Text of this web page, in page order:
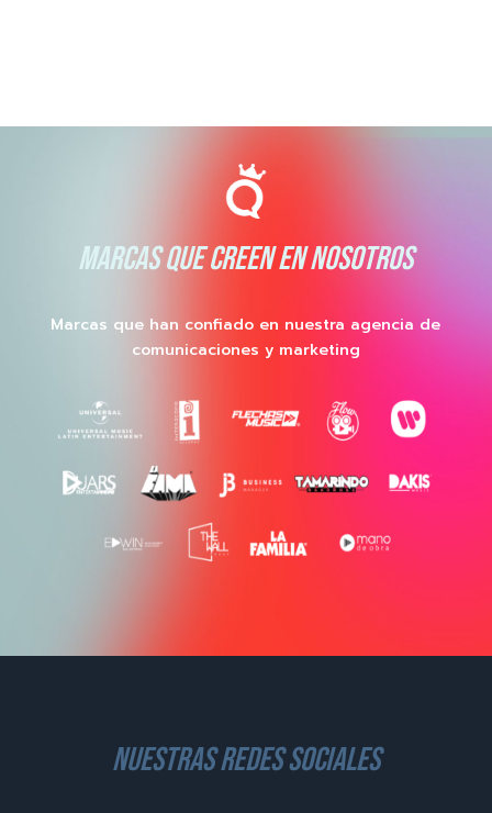
MARCAS QUE CREEN EN NOSOTROS
Marcas que han confiado en nuestra agencia de
comunicaciones y marketing
nuestras redes sociales